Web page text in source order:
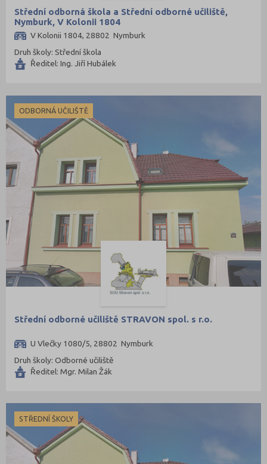
Střední odborná škola a Střední odborné učiliště,
Nymburk, V Kolonii 1804
V Kolonii 1804, 28802 Nymburk
Druh školy: Střední škola
Ředitel: Ing. Jiří Hubálek
ODBORNÁ UČILIŠTĚ
Střední odborné učiliště STRAVON spol. s r.o.
U Vlečky 1080/5, 28802 Nymburk
Druh školy: Odborné učiliště
Ředitel: Mgr. Milan Žák
STŘEDNÍ ŠKOLY